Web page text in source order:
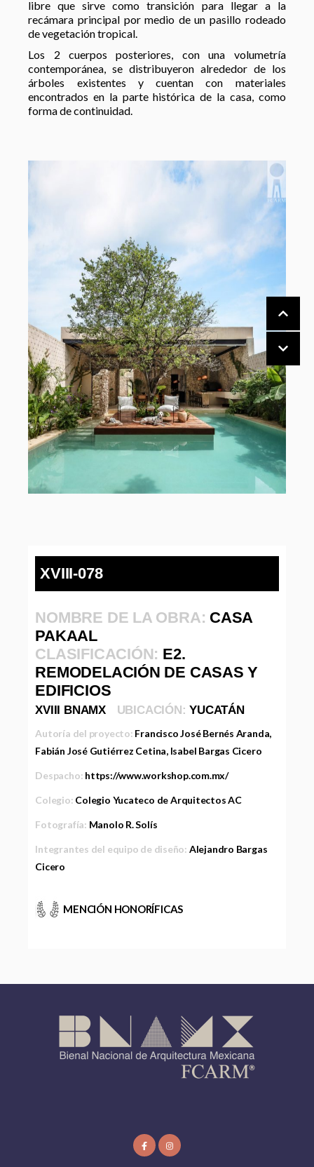
libre que sirve como transición para llegar a la
recámara principal por medio de un pasillo rodeado
de vegetación tropical.
Los 2 cuerpos posteriores, con una volumetría
contemporánea, se distribuyeron alrededor de los
árboles existentes y cuentan con materiales
encontrados en la parte histórica de la casa, como
forma de continuidad.
XVIII-078
NOMBRE DE LA OBRA: CASA
PAKAAL
CLASIFICACIÓN: E2.
REMODELACIÓN DE CASAS Y
EDIFICIOS
XVIII BNAMX UBICACIÓN:YUCATÁN
Autoría del proyecto: Francisco José Bernés Aranda,
Fabián José Gutiérrez Cetina, Isabel Bargas Cicero
Despacho: https://www.workshop.com.mx/
Colegio: Colegio Yucateco de Arquitectos AC
Fotografía: Manolo R. Solís
Integrantes del equipo de diseño: Alejandro Bargas
Cicero
MENCIÓN HONORÍFICAS